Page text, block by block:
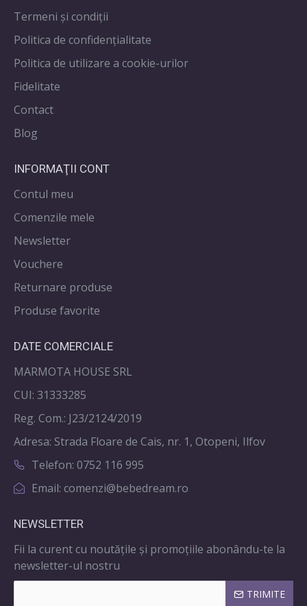
Termeni și condiții
Politica de confidenţialitate
Politica de utilizare a cookie-urilor
Fidelitate
Contact
Blog
INFORMAŢII CONT
Contul meu
Comenzile mele
Newsletter
Vouchere
Returnare produse
Produse favorite
DATE COMERCIALE
MARMOTA HOUSE SRL
CUI: 31333285
Reg. Com.: J23/2124/2019
Adresa: Strada Floare de Cais, nr. 1, Otopeni, Ilfov
Telefon: 0752 116 995
Email: comenzi@bebedream.ro
NEWSLETTER
Fii la curent cu noutățile și promoțiile abonându-te la
newsletter-ul nostru
TRIMITE